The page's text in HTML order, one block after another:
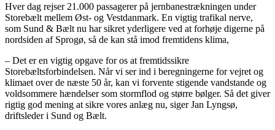
Hver dag rejser 21.000 passagerer på jernbanestrækningen under
Storebælt mellem Øst- og Vestdanmark. En vigtig trafikal nerve,
som Sund & Bælt nu har sikret yderligere ved at forhøje digerne på
nordsiden af Sprogø, så de kan stå imod fremtidens klima,
– Det er en vigtig opgave for os at fremtidssikre
Storebæltsforbindelsen. Når vi ser ind i beregningerne for vejret og
klimaet over de næste 50 år, kan vi forvente stigende vandstande og
voldsommere hændelser som stormflod og større bølger. Så det giver
rigtig god mening at sikre vores anlæg nu, siger Jan Lyngsø,
driftsleder i Sund og Bælt.